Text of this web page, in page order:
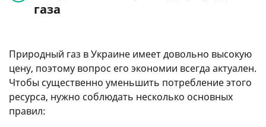
газа
Природный газ в Украине имеет довольно высокую
цену, поэтому вопрос его экономии всегда актуален.
Чтобы существенно уменьшить потребление этого
ресурса, нужно соблюдать несколько основных
правил: